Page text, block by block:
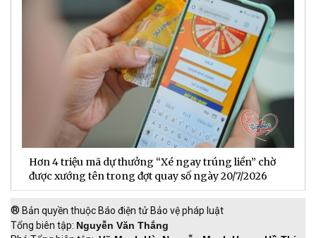
Hơn 4 triệu mã dự thưởng “Xé ngay trúng liền” chờ
được xướng tên trong đợt quay số ngày 20/7/2026
® Bản quyền thuộc Báo điện tử Bảo vệ pháp luật
Tổng biên tập: Nguyễn Văn Thắng